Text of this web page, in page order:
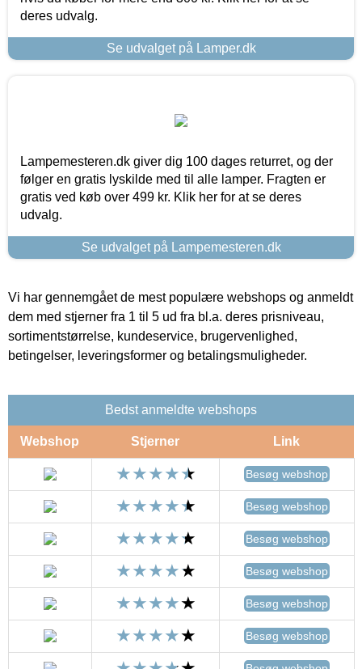
deres udvalg.
Se udvalget på Lamper.dk
Lampemesteren.dk giver dig 100 dages returret, og der
følger en gratis lyskilde med til alle lamper. Fragten er
gratis ved køb over 499 kr. Klik her for at se deres
udvalg.
Se udvalget på Lampemesteren.dk
Vi har gennemgået de mest populære webshops og anmeldt
dem med stjerner fra 1 til 5 ud fra bl.a. deres prisniveau,
sortimentstørrelse, kundeservice, brugervenlighed,
betingelser, leveringsformer og betalingsmuligheder.
Bedst anmeldte webshops
Webshop Stjerner Link
Besøg webshop
Besøg webshop
Besøg webshop
Besøg webshop
Besøg webshop
Besøg webshop